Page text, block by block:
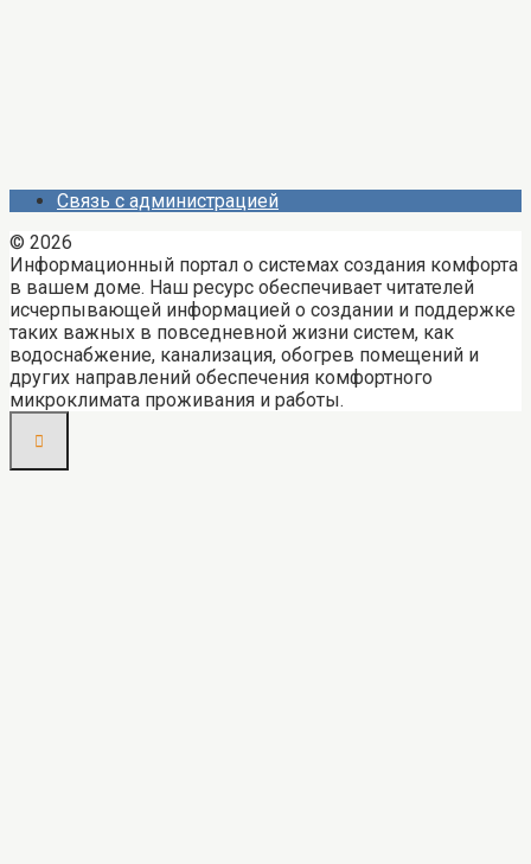
Связь с администрацией
© 2026
Информационный портал о системах создания комфорта
в вашем доме. Наш ресурс обеспечивает читателей
исчерпывающей информацией о создании и поддержке
таких важных в повседневной жизни систем, как
водоснабжение, канализация, обогрев помещений и
других направлений обеспечения комфортного
микроклимата проживания и работы.